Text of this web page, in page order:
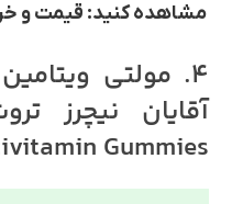
مشاهده کنید: قیمت و
4. مولتی
آقایان نیچرز
Gummies